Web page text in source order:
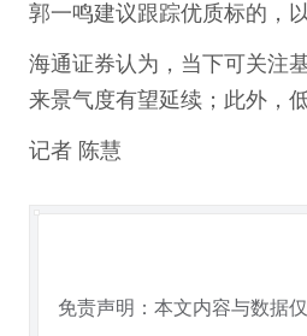
郭一鸣建议跟踪优质标的，
海通证券认为，当下可关注
来景气度有望延续；此外，
记者 陈慧
免责声明：本文内容与数据